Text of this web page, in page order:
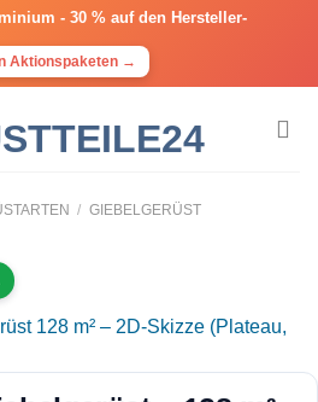
- 30 % auf den Hersteller-
Aktionspaketen →
/ GIEBELGERÜST